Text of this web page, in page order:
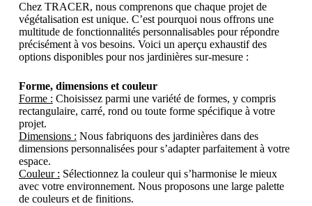
Chez TRACER, nous comprenons que chaque projet de
végétalisation est unique. C’est pourquoi nous offrons une
multitude de fonctionnalités personnalisables pour répondre
précisément à vos besoins. Voici un aperçu exhaustif des
options disponibles pour nos jardinières sur-mesure :
Forme, dimensions et couleur
Forme : Choisissez parmi une variété de formes, y compris
rectangulaire, carré, rond ou toute forme spécifique à votre
projet.
Dimensions : Nous fabriquons des jardinières dans des
dimensions personnalisées pour s’adapter parfaitement à votre
espace.
Couleur : Sélectionnez la couleur qui s’harmonise le mieux
avec votre environnement. Nous proposons une large palette
de couleurs et de finitions.